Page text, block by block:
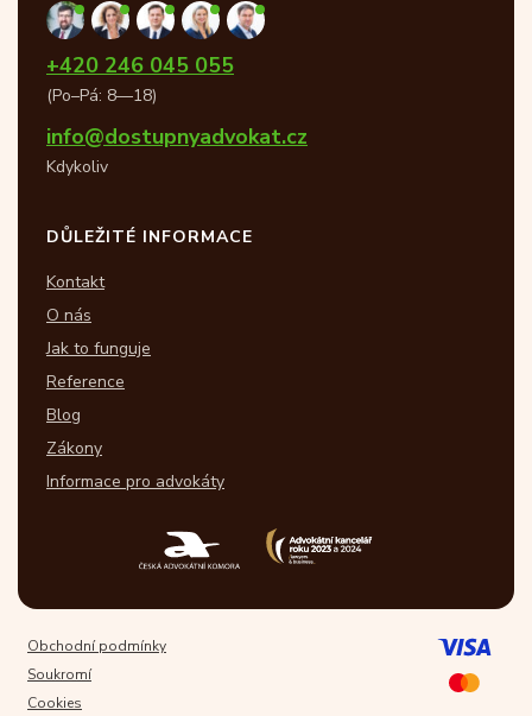
+420 246 045 055
(Po–Pá: 8—18)
info@dostupnyadvokat.cz
Kdykoliv
DŮLEŽITÉ INFORMACE
Kontakt
O nás
Jak to funguje
Reference
Blog
Zákony
Informace pro advokáty
Obchodní podmínky
Soukromí
Cookies